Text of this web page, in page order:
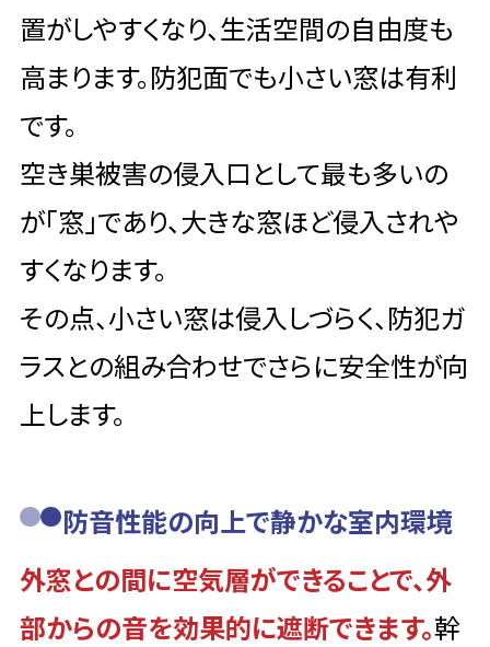
置がしやすくなり、生活空間の自由度も
高まります。防犯面でも小さい窓は有利
です。
空き巣被害の侵入口として最も多いの
が「窓」であり、大きな窓ほど侵入されや
すくなります。
その点、小さい窓は侵入しづらく、防犯ガ
ラスとの組み合わせでさらに安全性が向
上します。
防音性能の向上で静かな室内環境
外窓との間に空気層ができることで、外
部からの音を効果的に遮断できます。幹